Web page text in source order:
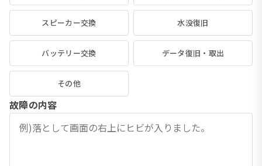
スピーカー交換 水没復旧
バッテリー交換 データ復旧・取出
その他
故障の内容